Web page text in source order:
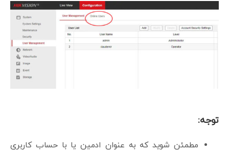
توجه:
مطمئن شوید که به عنوان ادمین یا با حساب کاربری